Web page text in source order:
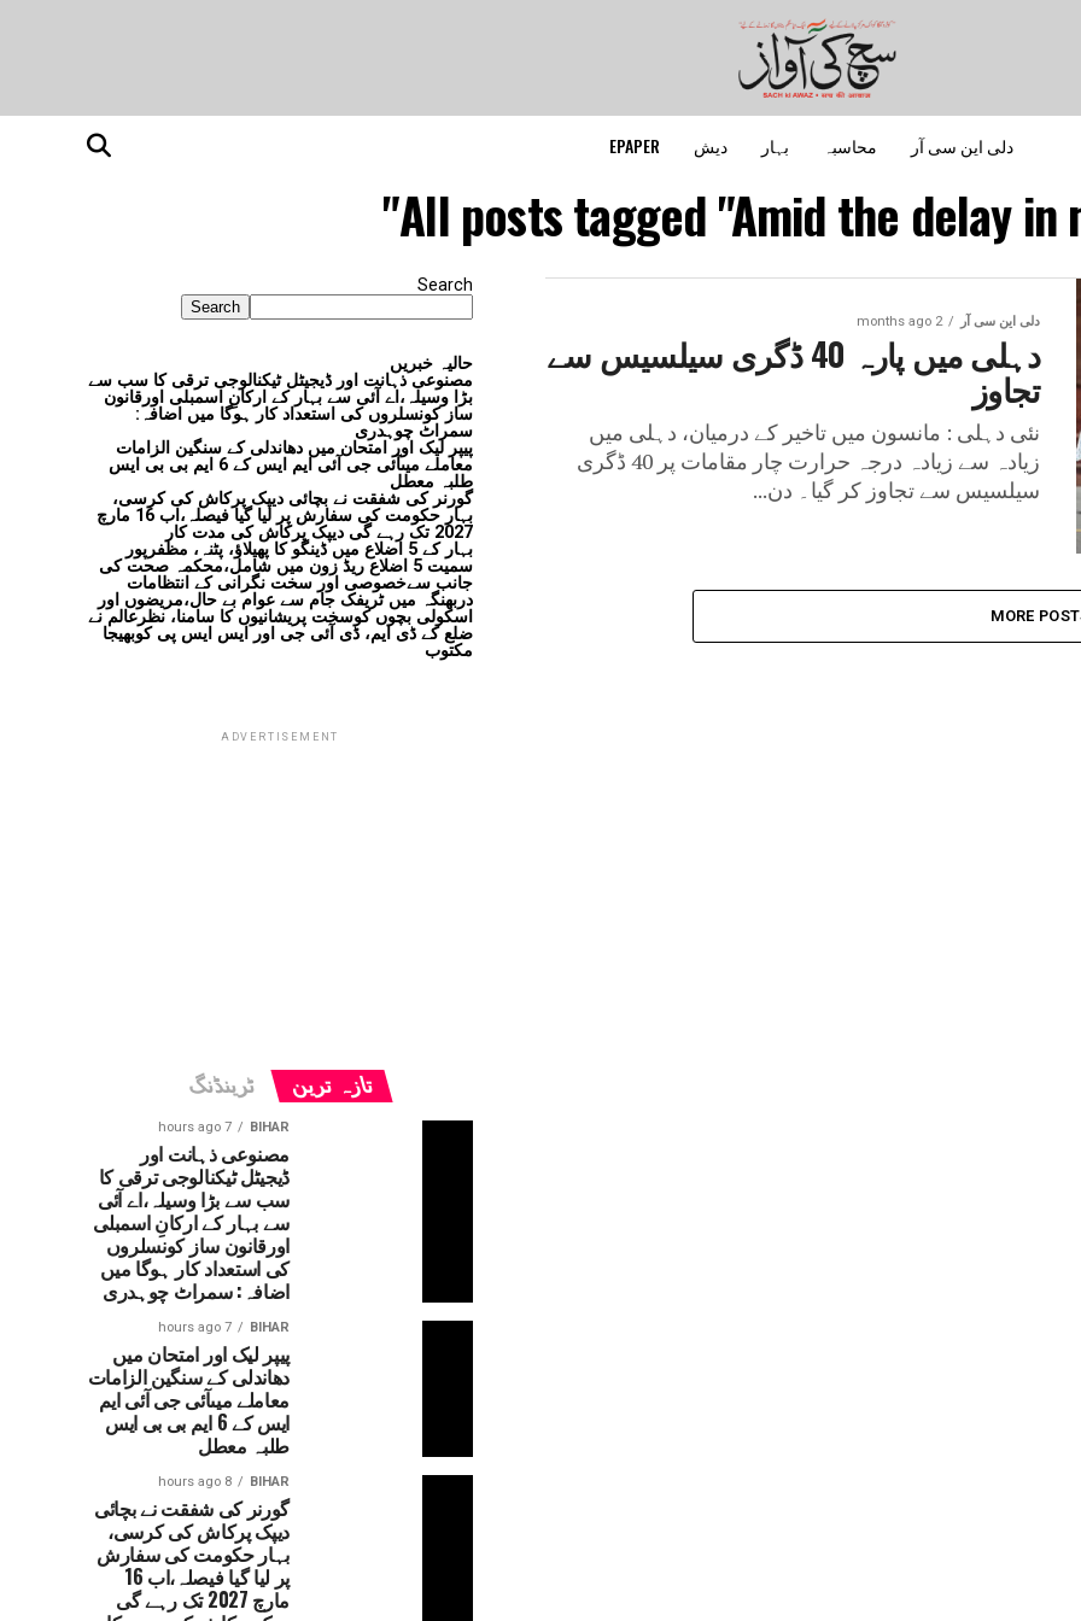
دلی این سی آر محاسبہ بہار دیش EPAPER
All posts tagged "Amid the delay in
دلی این سی آر 2 months ago
دہلی میں پارہ 40 ڈگری سیلسیس سے
تجاوز
نئی دہلی : مانسون میں تاخیر کے درمیان، دہلی میں
زیادہ سے زیادہ درجہ حرارت چار مقامات پر 40 ڈگری
سیلسیس سے تجاوز کر گیا۔ دن...
MORE
Search
Search
حالیہ خبریں
مصنوعی ذہانت اور ڈیجیٹل ٹیکنالوجی ترقی کا سب سے
بڑا وسیلہ،اے آئی سے بہار کے ارکانِ اسمبلی اورقانون
ساز کونسلروں کی استعداد کار ہوگا میں اضافہ:
سمراٹ چوہدری
پیپر لیک اور امتحان میں دھاندلی کے سنگین الزامات
معاملے میںآئی جی آئی ایم ایس کے 6 ایم بی بی ایس
طلبہ معطل
گورنر کی شفقت نے بچائی دیپک پرکاش کی کرسی،
بہار حکومت کی سفارش پر لیا گیا فیصلہ،اب 16 مارچ
2027 تک رہے گی دیپک پرکاش کی مدت کار
بہار کے 5 اضلاع میں ڈینگو کا پھیلاؤ، پٹنہ، مظفرپور
سمیت 5 اضلاع ریڈ زون میں شامل،محکمہ صحت کی
جانب سےخصوصی اور سخت نگرانی کے انتظامات
دربھنگہ میں ٹریفک جام سے عوام بے حال،مریضوں اور
اسکولی بچوں کوسخت پریشانیوں کا سامنا، نظرعالم نے
ضلع کے ڈی ایم، ڈی آئی جی اور ایس ایس پی کوبھیجا
مکتوب
ADVERTISEMENT
تازہ ترین ٹرینڈنگ
BIHAR
7 hours ago
مصنوعی ذہانت اور
ڈیجیٹل ٹیکنالوجی ترقی کا
سب سے بڑا وسیلہ،اے آئی
سے بہار کے ارکانِ اسمبلی
اورقانون ساز کونسلروں
کی استعداد کار ہوگا میں
اضافہ: سمراٹ چوہدری
BIHAR
7 hours ago
پیپر لیک اور امتحان میں
دھاندلی کے سنگین الزامات
معاملے میںآئی جی آئی ایم
ایس کے 6 ایم بی بی ایس
طلبہ معطل
BIHAR
8 hours ago
گورنر کی شفقت نے بچائی
دیپک پرکاش کی کرسی،
بہار حکومت کی سفارش
پر لیا گیا فیصلہ،اب 16
مارچ 2027 تک رہے گی